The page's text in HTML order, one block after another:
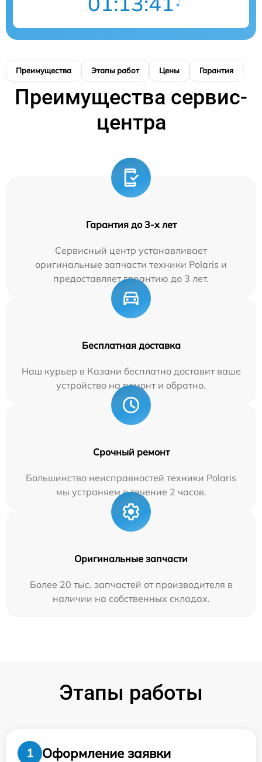
Преимущества Этапы работ Цены Гарантия
Преимущества сервис-
центра
Гарантия до 3-х лет
Сервисный центр устанавливает
оригинальные запчасти техники Polaris и
предоставляет гарантию до 3 лет.
Бесплатная доставка
Наш курьер в Казани бесплатно доставит ваше
устройство на ремонт и обратно.
Срочный ремонт
Большинство неисправностей техники Polaris
мы устраняем в течение 2 часов.
Оригинальные запчасти
Более 20 тыс. запчастей от производителя в
наличии на собственных складах.
Этапы работы
1
Оформление заявки